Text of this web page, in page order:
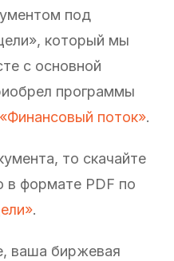
под
который мы
с основной
программы
«Финансовый поток».
то скачайте
в формате PDF по
.
ваша биржевая